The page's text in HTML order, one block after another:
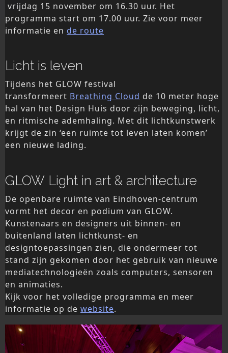
vrijdag 15 november om 16.30 uur. Het
programma start om 17.00 uur. Zie voor meer
informatie en de route
Licht is leven
Tijdens het GLOW festival
transformeert Breathing Cloud de 10 meter hoge
hal van het Design Huis door zijn beweging, licht,
en ritmische ademhaling. Met dit lichtkunstwerk
krijgt de zin ‘een ruimte tot leven laten komen’
een nieuwe lading.
GLOW Light in art & architecture
De openbare ruimte van Eindhoven-centrum
vormt het decor en podium van GLOW.
Kunstenaars en designers uit binnen- en
buitenland laten lichtkunst- en
designtoepassingen zien, die ondermeer tot
stand zijn gekomen door het gebruik van nieuwe
mediatechnologieën zoals computers, sensoren
en animaties.
Kijk voor het volledige programma en meer
informatie op de website.